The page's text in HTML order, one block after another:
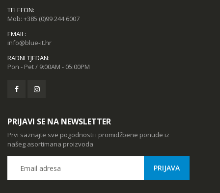
TELEFON:
Mob: +385 (0)99 244 6007
EMAIL:
info@blue-it.hr
RADNI TJEDAN:
Pon - Pet / 9:00AM - 05:00PM
PRIJAVI SE NA NEWSLETTER
Prvi saznajte sve pogodnosti i promidžbene ponude iz
našeg asortimana proizvoda